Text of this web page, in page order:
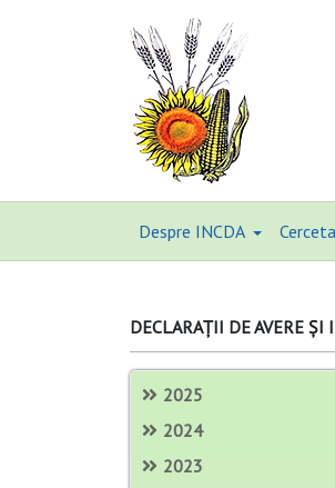
Despre INCDA
DECLARAȚII DE AVERE ȘI
2025
2024
2023